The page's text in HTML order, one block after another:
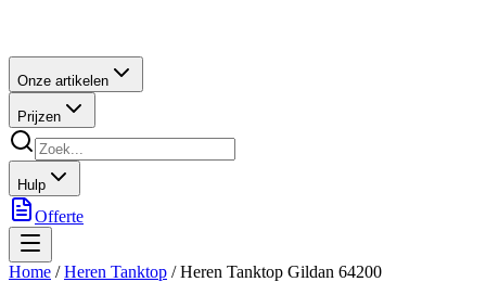
Onze artikelen
Prijzen
Hulp
Offerte
Home / Heren Tanktop /Heren Tanktop Gildan 64200